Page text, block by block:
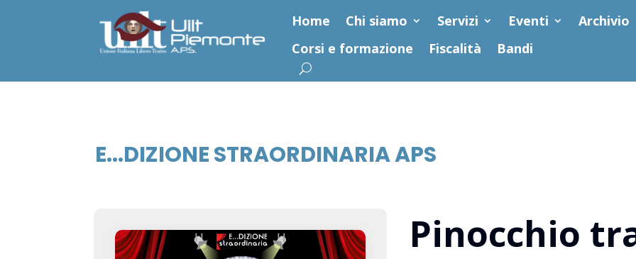
Home Chi siamo Servizi Eventi Archivio
Corsi e formazione
Fiscalità Bandi
E...DIZIONE STRAORDINARIA APS
Pinocchio